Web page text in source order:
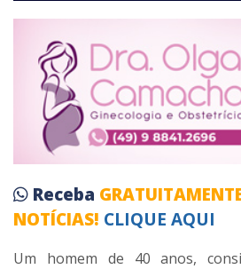
Receba
NOTÍCIAS! CLIQUE AQUI
Um homem de 40 anos,